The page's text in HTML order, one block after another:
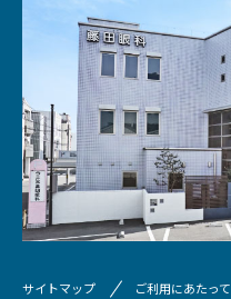
サイトマップ ご利用にあたって